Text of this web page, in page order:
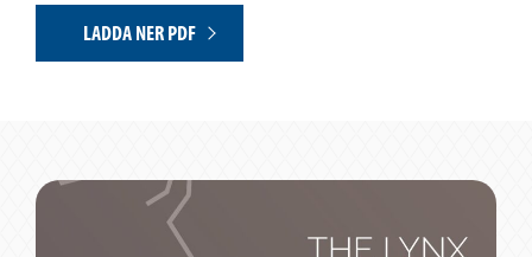
LADDA NER PDF